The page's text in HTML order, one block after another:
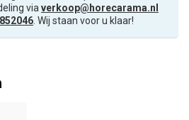
viaverkoop@horecarama.nl
. Wij staan voor u klaar!